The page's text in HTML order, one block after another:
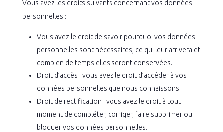
Vous avez les droits suivants concernant vos données
personnelles :
Vous avez le droit de savoir pourquoi vos données
personnelles sont nécessaires, ce qui leur arrivera et
combien de temps elles seront conservées.
Droit d’accès : vous avez le droit d’accéder à vos
données personnelles que nous connaissons.
Droit de rectification : vous avez le droit à tout
moment de compléter, corriger, faire supprimer ou
bloquer vos données personnelles.